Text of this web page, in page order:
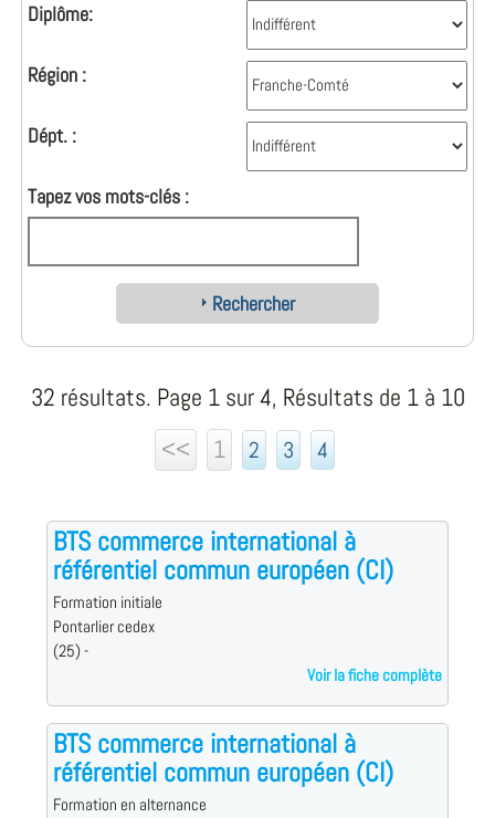
Diplôme:
Région :
Dépt. :
Tapez vos mots-clés :
Rechercher
32 résultats. Page 1 sur 4, Résultats de 1 à 10
<<
1 2 3 4
BTS commerce international à
référentiel commun européen (CI)
Formation initiale
Pontarlier cedex
(25) -
Voir la fiche complète
BTS commerce international à
référentiel commun européen (CI)
Formation en alternance